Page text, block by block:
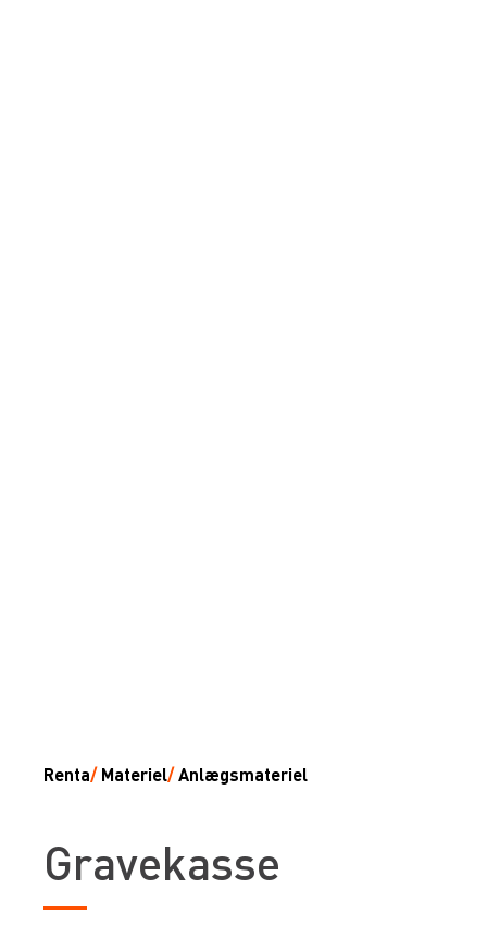
Renta/ Materiel/Anlægsmateriel
Gravekasse